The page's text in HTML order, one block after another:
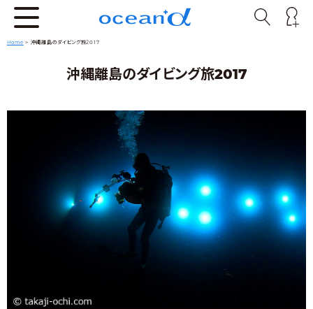
Home > 沖縄離島のダイビング旅2017
沖縄離島のダイビング旅2017